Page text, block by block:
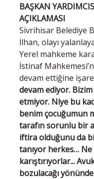
BAŞKAN
AÇIKLAMASI
Sivrihisar Belediye
İlhan, olayı
Yerel mahkeme
İstinaf
devam ettiğine
devam ediyor.
etmiyor. Niye bu
benim çocuğumun
tarafın sorunlu bir
iftira olduğunu da
tanıyor herkes… Ne
karıştırıyorlar...
bozulacağı